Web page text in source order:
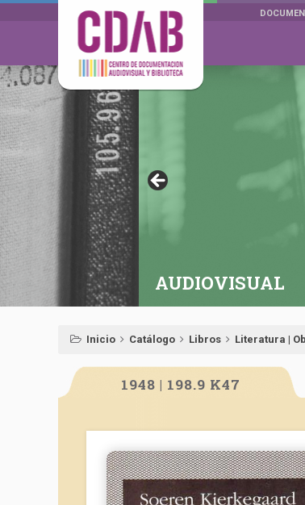
AUDIOVISUAL
Inicio Catálogo Libros Literatura |
1948 | 198.9 K47